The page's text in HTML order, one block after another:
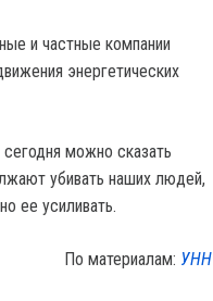
и частные компании
энергетических
можно сказать
убивать наших людей,
ее усиливать.
По материалам: УНН